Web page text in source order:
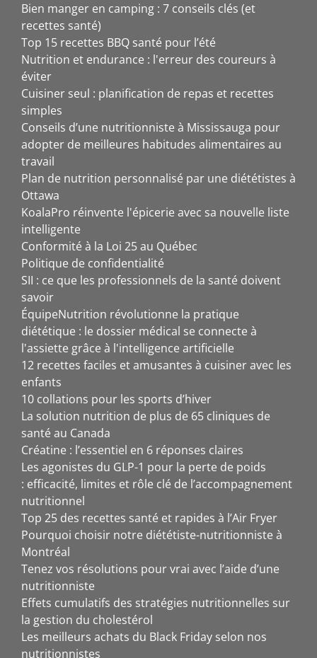
Bien manger en camping : 7 conseils clés (et
recettes santé)
Top 15 recettes BBQ santé pour l’été
Nutrition et endurance : l'erreur des coureurs à
éviter
Cuisiner seul : planification de repas et recettes
simples
Conseils d’une nutritionniste à Mississauga pour
adopter de meilleures habitudes alimentaires au
travail
Plan de nutrition personnalisé par une diététistes à
Ottawa
KoalaPro réinvente l'épicerie avec sa nouvelle liste
intelligente
Conformité à la Loi 25 au Québec
Politique de confidentialité
SII : ce que les professionnels de la santé doivent
savoir
ÉquipeNutrition révolutionne la pratique
diététique : le dossier médical se connecte à
l'assiette grâce à l'intelligence artificielle
12 recettes faciles et amusantes à cuisiner avec les
enfants
10 collations pour les sports d’hiver
La solution nutrition de plus de 65 cliniques de
santé au Canada
Créatine : l’essentiel en 6 réponses claires
Les agonistes du GLP-1 pour la perte de poids
: efficacité, limites et rôle clé de l’accompagnement
nutritionnel
Top 25 des recettes santé et rapides à l’Air Fryer
Pourquoi choisir notre diététiste-nutritionniste à
Montréal
Tenez vos résolutions pour vrai avec l’aide d’une
nutritionniste
Effets cumulatifs des stratégies nutritionnelles sur
la gestion du cholestérol
Les meilleurs achats du Black Friday selon nos
nutritionnistes